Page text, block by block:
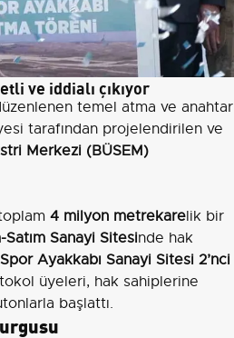
ve iddialı çıkıyor
temel atma ve anahtar
tarafından projelendirilen ve
Merkezi (BÜSEM)
4 milyon metrekarelik bir
Satım Sanayi Sitesinde hak
Ayakkabı Sanayi Sitesi 2’nci
üyeleri, hak sahiplerine
başlattı.